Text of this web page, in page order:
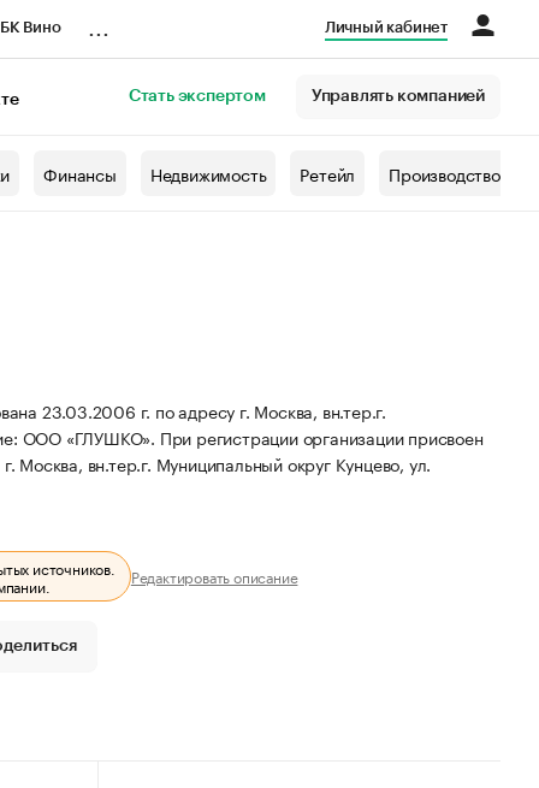
Вино Личный кабинет
Стать экспертом Управлять компанией
Финансы Недвижимость Ретейл Производство
23.03.2006 г. по адресу г. Москва, вн.тер.г.
ООО «ГЛУШКО». При регистрации организации присвоен
Москва, вн.тер.г. Муниципальный округ Кунцево, ул.
источников. Редактировать описание